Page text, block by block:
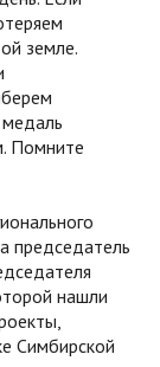
земле.
Помните
председатель
нашли
Симбирской